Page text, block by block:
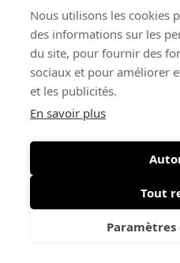
Nous utilisons les cookies
des informations sur les
du site, pour fournir des
sociaux et pour améliorer
et les publicités.
En savoir plus
Tout
Paramètres
Court Base
-30%